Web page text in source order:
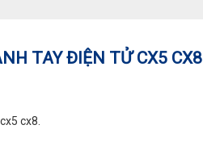
TAY ĐIỆN TỬ CX5 CX8
cx8.